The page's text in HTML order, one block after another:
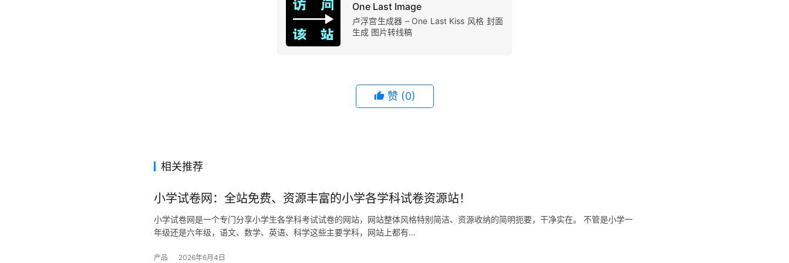
One Last Image
卢浮宫生成器 – One Last Kiss 风格 封面
生成 图片转线稿
赞 (0)
相关推荐
小学试卷网：全站免费、资源丰富的小学各学科试卷资源站！
小学试卷网是一个专门分享小学生各学科考试试卷的网站，网站整体风格特别简洁、资源收纳的简明扼要，干净实在。 不管是小学一
年级还是六年级，语文、数学、英语、科学这些主要学科，网站上都有…
产品 2026年6月4日